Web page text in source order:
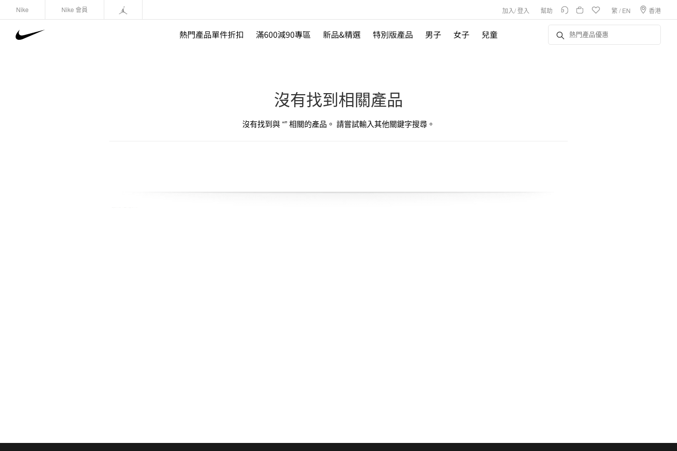
Nike Nike 會員 加入/登入 幫助 繁/ EN 香港
熱門產品單件折扣 滿600減90專區 新品&精選 特別版產品 男子 女子 兒童
沒有找到相關產品
沒有找到與 “” 相關的產品。 請嘗試輸入其他關鍵字搜尋。